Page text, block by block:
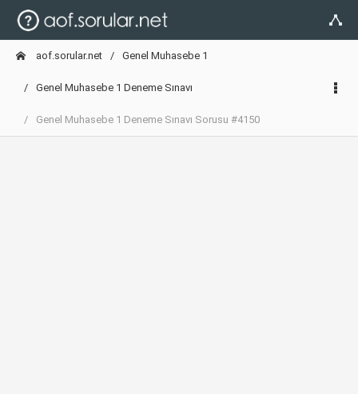
aof.sorular.net Genel Muhasebe 1
Genel Muhasebe 1 Deneme Sınavı
Genel Muhasebe 1 Deneme Sınavı Sorusu #4150